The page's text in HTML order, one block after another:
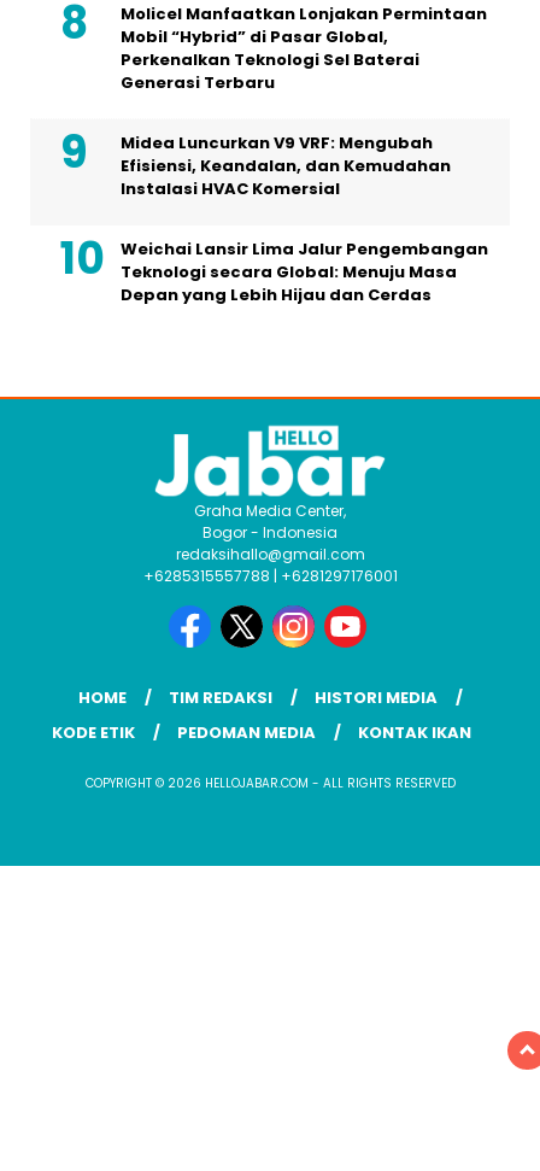
Molicel Manfaatkan Lonjakan Permintaan
Mobil “Hybrid” di Pasar Global,
Perkenalkan Teknologi Sel Baterai
Generasi Terbaru
Midea Luncurkan V9 VRF: Mengubah
Efisiensi, Keandalan, dan Kemudahan
Instalasi HVAC Komersial
Weichai Lansir Lima Jalur Pengembangan
Teknologi secara Global: Menuju Masa
Depan yang Lebih Hijau dan Cerdas
Graha Media Center,
Bogor - Indonesia
redaksihallo@gmail.com
+6285315557788 | +6281297176001
HOME TIM REDAKSI
HISTORI MEDIA
KODE ETIK
PEDOMAN MEDIA KONTAK IKAN
COPYRIGHT © 2026 HELLOJABAR.COM - ALL RIGHTS RESERVED